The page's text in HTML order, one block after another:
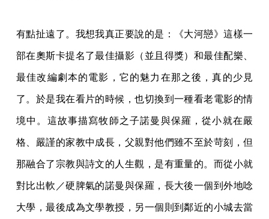
有點扯遠了。我想我真正要說的是：《大河戀》這樣一
部在奧斯卡提名了最佳攝影（並且得獎）和最佳配樂、
最佳改編劇本的電影，它的魅力在那之後，真的少見
了。於是我在看片的時候，也切換到一種看老電影的情
境中。這故事描寫牧師之子諾曼與保羅，從小就在嚴
格、嚴謹的家教中成長，父親對他們雖不至於苛刻，但
那融合了宗教與詩文的人生觀，是有重量的。而從小就
對比出軟／硬脾氣的諾曼與保羅，長大後一個到外地唸
大學，最後成為文學教授，另一個則到鄰近的小城去當